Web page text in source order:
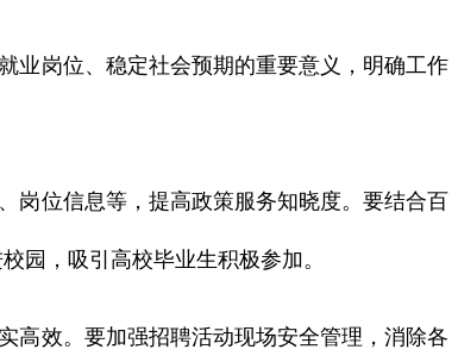
岗位、稳定社会预期的重要意义，明确工作
位信息等，提高政策服务知晓度。要结合百
园，吸引高校毕业生积极参加。
效。要加强招聘活动现场安全管理，消除各